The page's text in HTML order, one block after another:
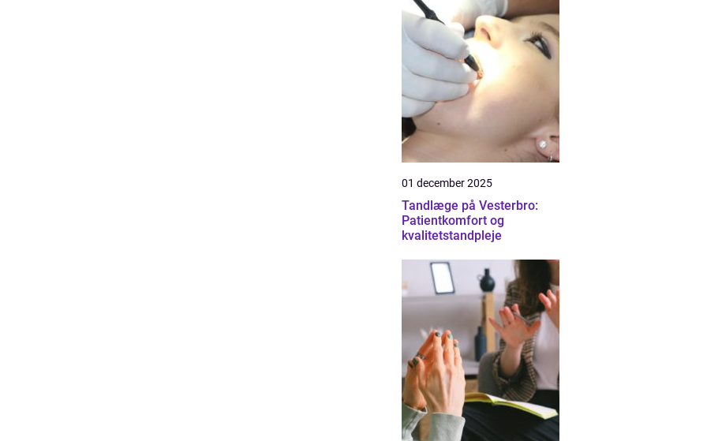
01 december 2025
Tandlæge på Vesterbro:
Patientkomfort og
kvalitetstandpleje